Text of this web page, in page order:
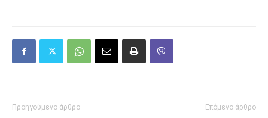
Προηγούμενο άρθρο Επόμενο άρθρο